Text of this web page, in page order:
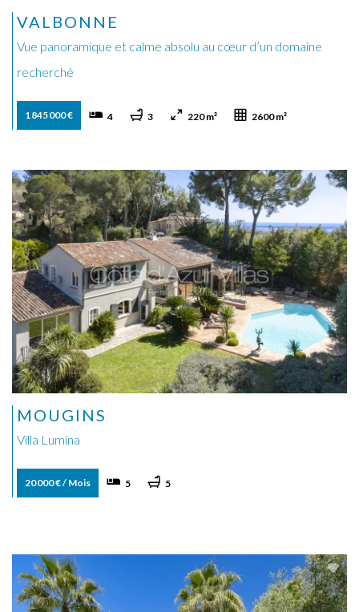
VALBONNE
Vue panoramique et calme absolu au cœur d’un domaine
recherché
1 845 000 € 4 3 220 m² 2600 m²
MOUGINS
Villa Lumina
20 000 € / Mois 5 5